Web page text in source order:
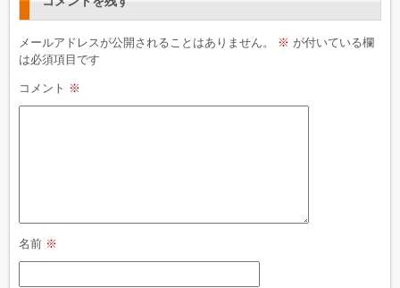
メールアドレスが公開されることはありません。 ※ が付いている欄
は必須項目です
コメント ※
名前 ※